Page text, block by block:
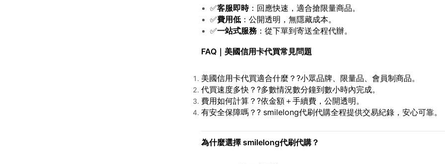
✅客服即時：回應快速，適合搶限量商品。
✅費用低：公開透明，無隱藏成本。
✅一站式服務：從下單到寄送全程代辦。
FAQ｜美國信用卡代買常見問題
美國信用卡代買適合什麼？?小眾品牌、限量品、會員制商品。
代買速度多快？?多數情況數分鐘到數小時內完成。
費用如何計算？?依金額＋手續費，公開透明。
有安全保障嗎？? smilelong代刷代購全程提供交易紀錄，安心可靠。
為什麼選擇 smilelong代刷代購？